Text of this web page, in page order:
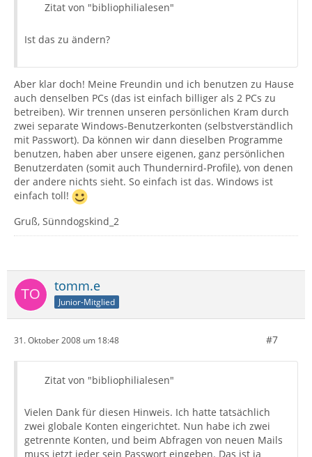
Zitat von "bibliophilialesen"
Ist das zu ändern?
Aber klar doch! Meine Freundin und ich benutzen zu Hause
auch denselben PCs (das ist einfach billiger als 2 PCs zu
betreiben). Wir trennen unseren persönlichen Kram durch
zwei separate Windows-Benutzerkonten (selbstverständlich
mit Passwort). Da können wir dann dieselben Programme
benutzen, haben aber unsere eigenen, ganz persönlichen
Benutzerdaten (somit auch Thundernird-Profile), von denen
der andere nichts sieht. So einfach ist das. Windows ist
einfach toll!
Gruß, Sünndogskind_2
tomm.e
Junior-Mitglied
31. Oktober 2008 um 18:48 #7
Zitat von "bibliophilialesen"
Vielen Dank für diesen Hinweis. Ich hatte tatsächlich
zwei globale Konten eingerichtet. Nun habe ich zwei
getrennte Konten, und beim Abfragen von neuen Mails
muss jetzt jeder sein Passwort eingeben. Das ist ja